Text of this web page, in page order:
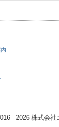
- 2026 株式会